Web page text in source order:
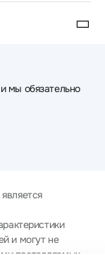
мы обязательно
и могут не